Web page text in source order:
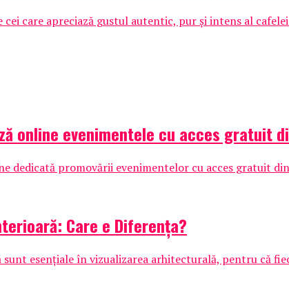
cei care apreciază gustul autentic, pur și intens al
online evenimentele cu acces gratuit
dedicată promovării evenimentelor cu acces gratuit
Care e Diferența?
esențiale în vizualizarea arhitecturală, pentru că